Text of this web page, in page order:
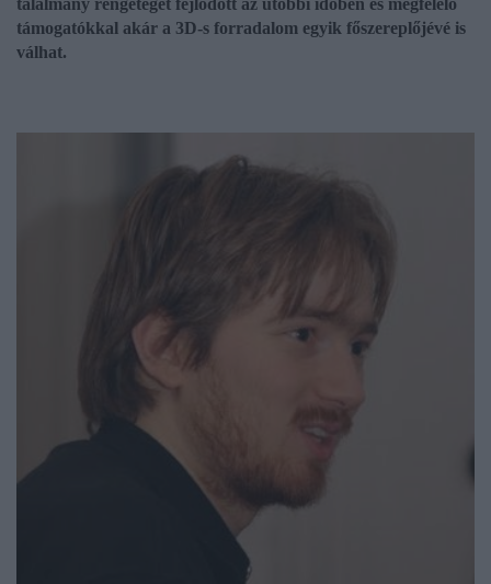
találmány rengeteget fejlődött az utóbbi időben és megfelelő
támogatókkal akár a 3D-s forradalom egyik főszereplőjévé is
válhat.